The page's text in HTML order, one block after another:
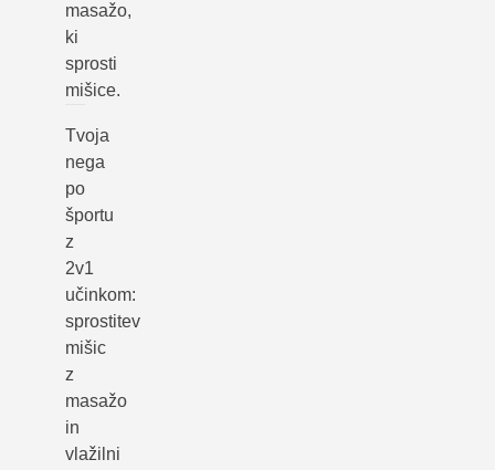
masažo,
ki
sprosti
mišice.
Tvoja
nega
po
športu
z
2v1
učinkom:
sprostitev
mišic
z
masažo
in
vlažilni